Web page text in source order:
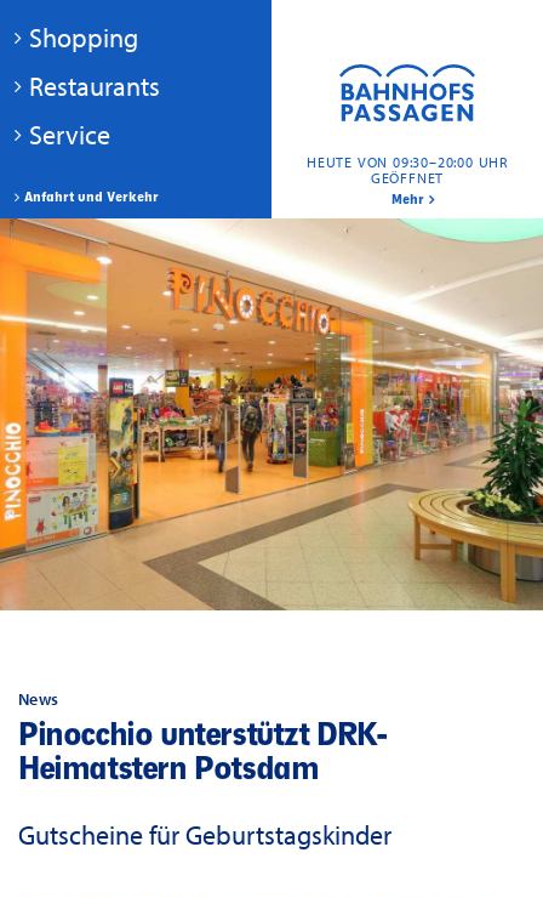
HEUTE VON 09:30–20:00 UHR
GEÖFFNET
Mehr
Anfahrt und Verkehr
Shopping
Restaurants
Service
News
Pinocchio unterstützt DRK-
Heimatstern Potsdam
Gutscheine für Geburtstagskinder